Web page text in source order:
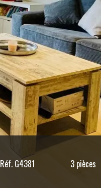
Réf. G4381 3 pièces